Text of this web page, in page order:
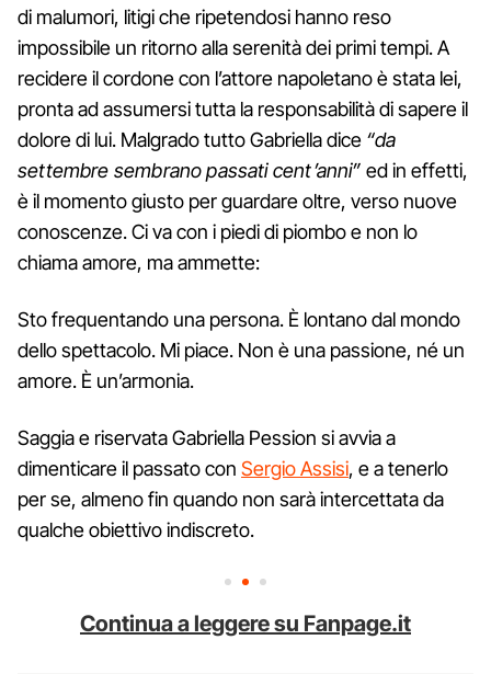
di malumori, litigi che ripetendosi hanno reso
impossibile un ritorno alla serenità dei primi tempi. A
recidere il cordone con l’attore napoletano è stata lei,
pronta ad assumersi tutta la responsabilità di sapere il
dolore di lui. Malgrado tutto Gabriella dice “da
settembre sembrano passati cent’anni” ed in effetti,
è il momento giusto per guardare oltre, verso nuove
conoscenze. Ci va con i piedi di piombo e non lo
chiama amore, ma ammette:
Sto frequentando una persona. È lontano dal mondo
dello spettacolo. Mi piace. Non è una passione, né un
amore. È un’armonia.
Saggia e riservata Gabriella Pession si avvia a
dimenticare il passato con Sergio Assisi, e a tenerlo
per se, almeno fin quando non sarà intercettata da
qualche obiettivo indiscreto.
Continua a leggere su Fanpage.it